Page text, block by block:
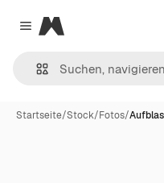
Close menu
Magnific
Startseite/Stock/Fotos/